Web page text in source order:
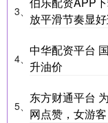
3、 放平滑节奏显
4、
中华配资平台
升油价
5、
东方财通平台
网点赞，女游